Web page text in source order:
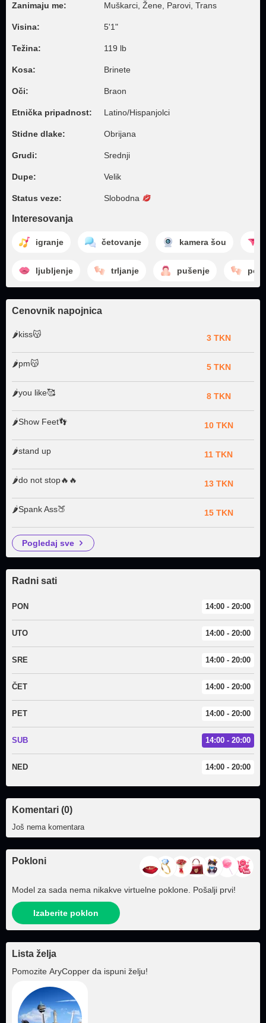
Zanimaju me: Muškarci, Žene, Parovi, Trans
Visina: 5'1"
Težina: 119 lb
Kosa: Brinete
Oči: Braon
Etnička pripadnost: Latino/Hispanjolci
Stidne dlake: Obrijana
Grudi: Srednji
Dupe: Velik
Status veze: Slobodna
Interesovanja
igranje četovanje kamera šou
ljubljenje trljanje pušenje
Cenovnik napojnica
🌶️kiss😽 3 TKN
🌶️pm😽 5 TKN
🌶️you like🥰 8 TKN
🌶️Show Feet👣 10 TKN
🌶️stand up 11 TKN
🌶️do not stop🔥🔥 13 TKN
🌶️Spank Ass🍑 15 TKN
pogledaj sve
Radni sati
PON 14:00 - 20:00
UTO 14:00 - 20:00
SRE 14:00 - 20:00
ČET 14:00 - 20:00
PET 14:00 - 20:00
SUB 14:00 - 20:00
NED 14:00 - 20:00
Komentari (0)
Još nema komentara
Pokloni
Model za sada nema nikakve virtuelne poklone. Pošalji prvi!
Izaberite poklon
Lista želja
Pomozite AryCopper da ispuni želju!